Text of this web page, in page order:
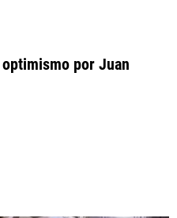
por Juan